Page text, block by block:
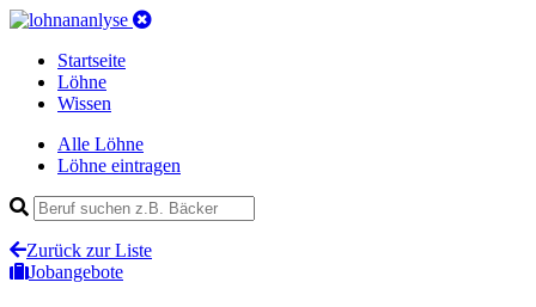
Startseite
Löhne
Wissen
Alle Löhne
Löhne eintragen
Zurück zur Liste
Jobangebote